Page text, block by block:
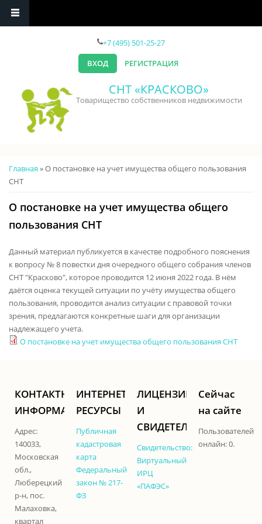
+7 (495) 501-25-27
ВХОД
РЕГИСТРАЦИЯ
СНТ «КРАСКОВО»
Товарищество собственников недвижимости
Вы здесь
Главная » О постановке на учет имущества общего пользования
СНТ
О постановке на учет имущества общего
пользования СНТ
Данный материал публикуется в качестве подробного пояснения
к вопросу № 8 повестки дня очередного общего собрания членов
СНТ "Красково", которое проводится 12 июня 2022 года. В нём
даётся оценка текущей ситуации по учёту имущества общего
пользования, проводится анализ ситуации с правовой точки
зрения, предлагаются конкретные шаги для организации
надлежащего учета.
О постановке на учет имущества общего пользования СНТ
КОНТАКТНАЯ
ИНФОРМАЦИЯ
Адрес:
140033,
Московская
обл.,
Люберецкий
р-н, пос.
Малаховка,
квартал
ИНТЕРНЕТ-
РЕСУРСЫ
Публичная
кадастровая
карта
Федеральный
закон № 217-
ФЗ
ЛИЦЕНЗИИ
И
СВИДЕТЕЛЬСТВА
Свидетельство:
Виртуальный
ИРЦ
«ПАФЭС»
Сейчас
на сайте
Пользователей
онлайн: 0.